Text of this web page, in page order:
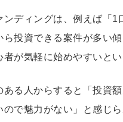
ディングは、例えば「1
投資できる案件が多い傾
が気軽に始めやすいとい
る人からすると「投資
ので魅力がない」と感じ